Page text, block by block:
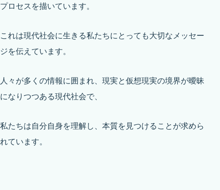
プロセスを描いています。
これは現代社会に生きる私たちにとっても大切なメッセー
ジを伝えています。
人々が多くの情報に囲まれ、現実と仮想現実の境界が曖昧
になりつつある現代社会で、
私たちは自分自身を理解し、本質を見つけることが求めら
れています。